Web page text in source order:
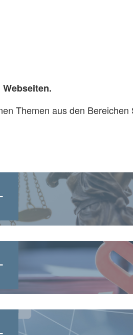
Themen aus den Bereichen